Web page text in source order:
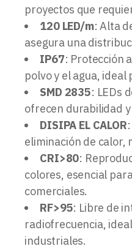
proyectos que
120 LED/m: Alta
asegura una
IP67: Protección
polvo y el agua,
SMD 2835: LEDs
ofrecen durabilidad
DISIPA EL CALOR
eliminación de calor,
CRI>80:
colores, esencial
comerciales.
RF>95: Libre de
radiofrecuencia,
industriales.